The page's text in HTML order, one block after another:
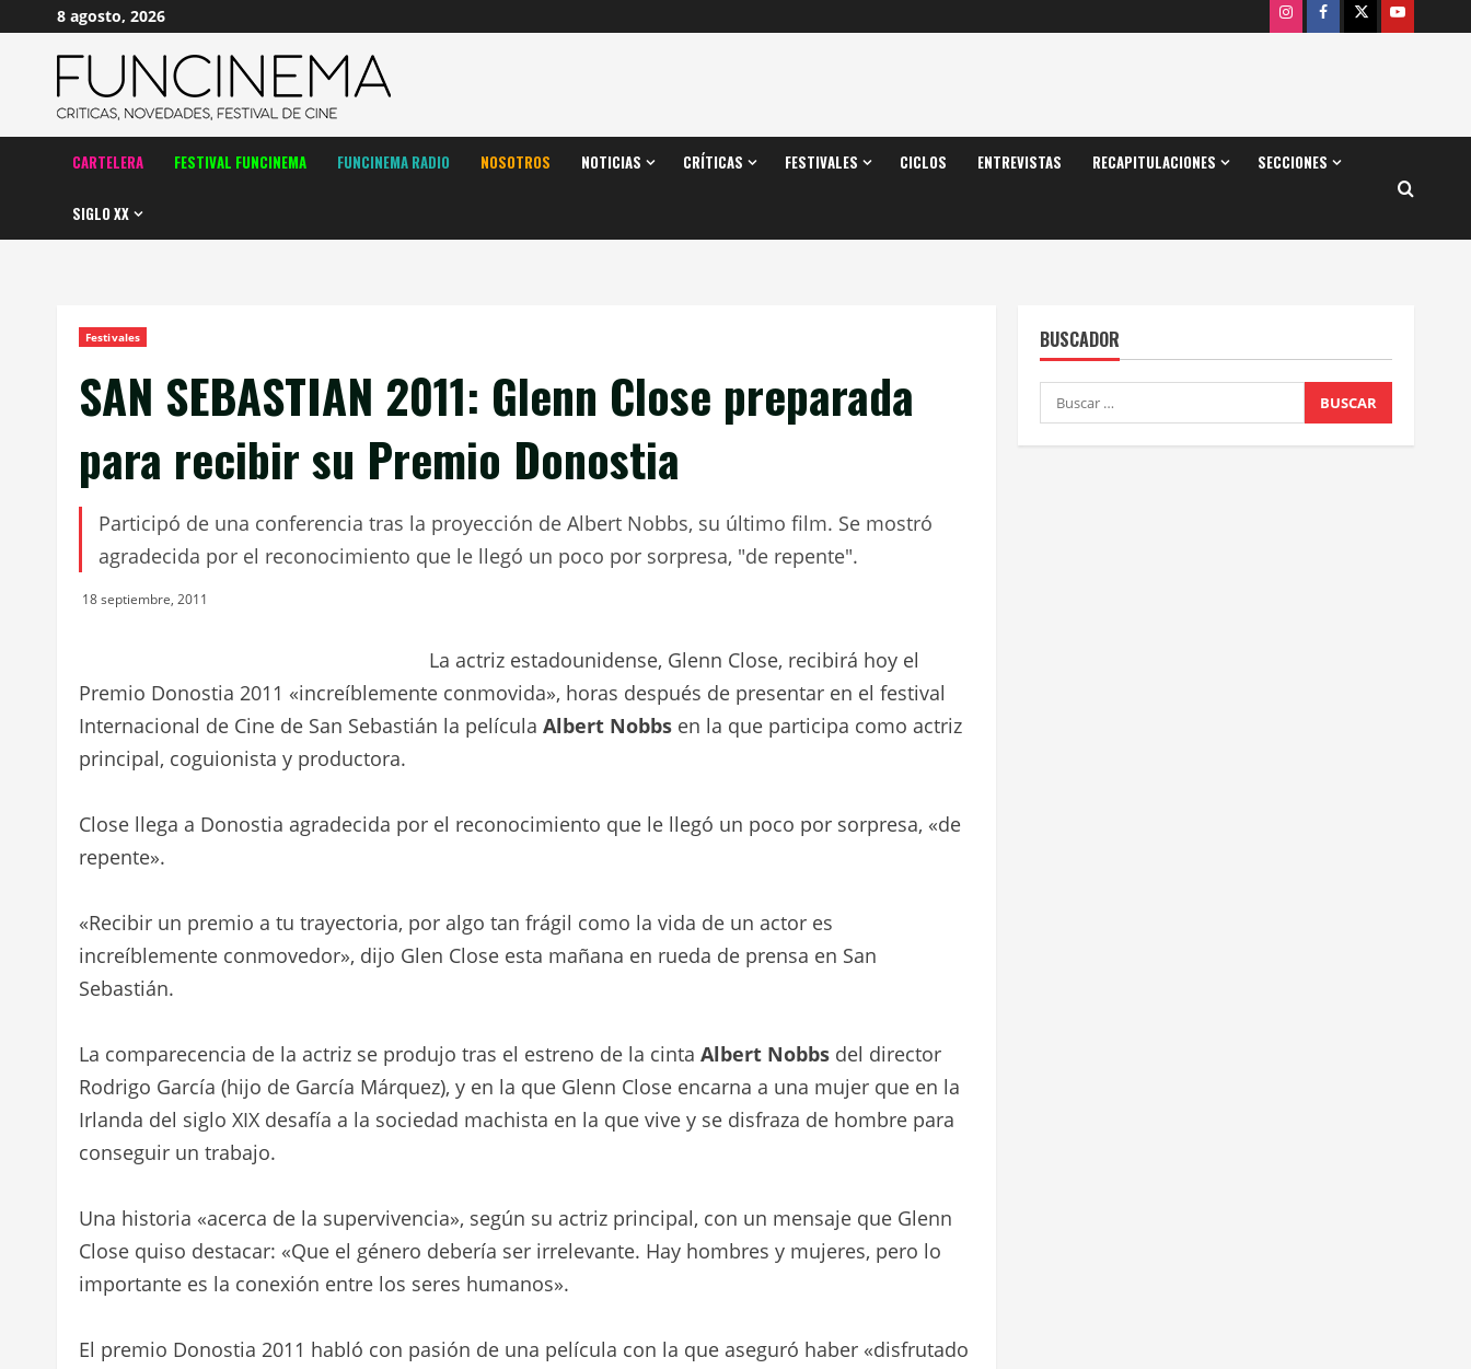
contenido
8 agosto, 2026 InstagramFacebook
X Youtube
CARTELERA FESTIVAL FUNCINEMA FUNCINEMA RADIO NOSOTROS NOTICIAS CRÍTICAS FESTIVALES CICLOS ENTREVISTAS RECAPITULACIONES SECCIONES
SIGLO XX
Festivales
SAN SEBASTIAN 2011: Glenn Close preparada
para recibir su Premio Donostia
Participó de una conferencia tras la proyección de Albert Nobbs, su último film. Se mostró
agradecida por el reconocimiento que le llegó un poco por sorpresa, "de repente".
18 septiembre, 2011
La actriz estadounidense, Glenn Close, recibirá hoy el
Premio Donostia 2011 «increíblemente conmovida», horas después de presentar en el festival
Internacional de Cine de San Sebastián la película Albert Nobbs en la que participa como actriz
principal, coguionista y productora.
Close llega a Donostia agradecida por el reconocimiento que le llegó un poco por sorpresa, «de
repente».
«Recibir un premio a tu trayectoria, por algo tan frágil como la vida de un actor es
increíblemente conmovedor», dijo Glen Close esta mañana en rueda de prensa en San
Sebastián.
La comparecencia de la actriz se produjo tras el estreno de la cinta Albert Nobbs del director
Rodrigo García (hijo de García Márquez), y en la que Glenn Close encarna a una mujer que en la
Irlanda del siglo XIX desafía a la sociedad machista en la que vive y se disfraza de hombre para
conseguir un trabajo.
Una historia «acerca de la supervivencia», según su actriz principal, con un mensaje que Glenn
Close quiso destacar: «Que el género debería ser irrelevante. Hay hombres y mujeres, pero lo
importante es la conexión entre los seres humanos».
El premio Donostia 2011 habló con pasión de una película con la que aseguró haber «disfrutado
BUSCADOR
Buscar: